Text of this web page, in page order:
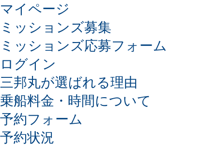
マイページ
ミッションズ募集
ミッションズ応募フォーム
ログイン
三邦丸が選ばれる理由
乗船料金・時間について
予約フォーム
予約状況